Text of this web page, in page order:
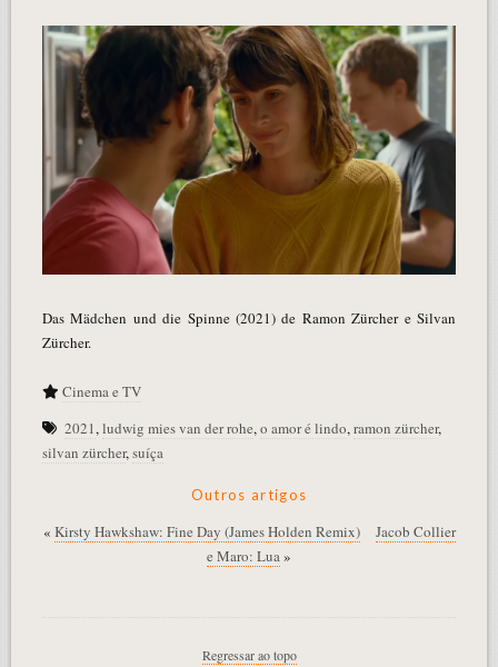
Das Mädchen und die Spinne (2021) de Ramon Zürcher e Silvan
Zürcher.
Cinema e TV
2021,ludwig mies van der rohe,o amor é lindo,ramon zürcher,
silvan zürcher,suíça
Outros artigos
« Kirsty Hawkshaw: Fine Day (James Holden Remix)
Jacob Collier
e Maro: Lua»
Regressar ao topo